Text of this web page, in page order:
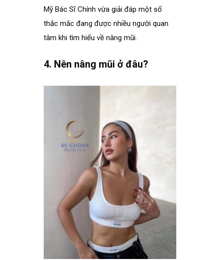
Mỹ Bác Sĩ Chính vừa giải đáp một số
thắc mắc đang được nhiều người quan
tâm khi tìm hiểu về nâng mũi.
4. Nên nâng mũi ở đâu?